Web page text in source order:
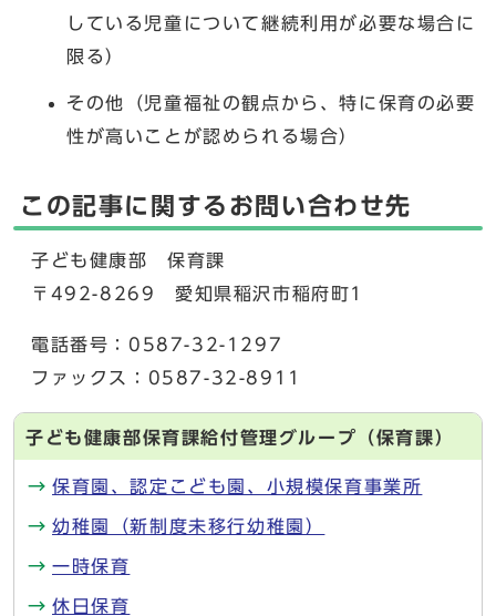
している児童について継続利用が必要な場合に
限る）
その他（児童福祉の観点から、特に保育の必要
性が高いことが認められる場合）
この記事に関するお問い合わせ先
子ども健康部 保育課
〒492-8269 愛知県稲沢市稲府町1
電話番号：0587-32-1297
ファックス：0587-32-8911
子ども健康部保育課給付管理グループ（保育課）
保育園、認定こども園、小規模保育事業所
幼稚園（新制度未移行幼稚園）
一時保育
休日保育